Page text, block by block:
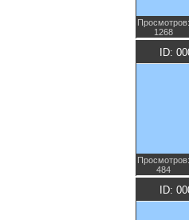
Просмотров:
1268
ID:
Просмотров:
484
ID: